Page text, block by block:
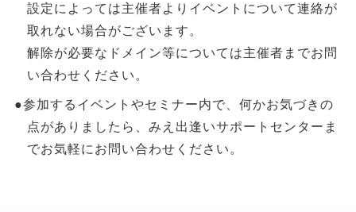
設定によっては主催者よりイベントについて連絡が
取れない場合がございます。
解除が必要なドメイン等については主催者までお問
い合わせください。
●参加するイベントやセミナー内で、何かお気づきの
点がありましたら、みえ出逢いサポートセンターま
でお気軽にお問い合わせください。